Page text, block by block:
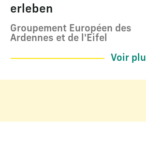
erleben
Groupement Européen des
Ardennes et de l'Eifel
Voir